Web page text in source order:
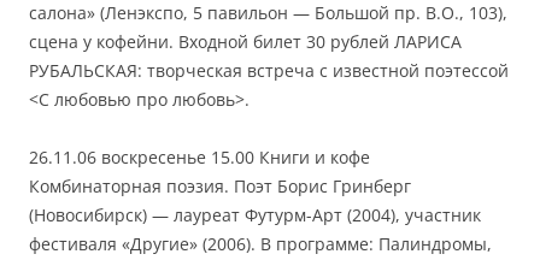
салона» (Ленэкспо, 5 павильон — Большой пр. В.О., 103),
сцена у кофейни. Входной билет 30 рублей ЛАРИСА
РУБАЛЬСКАЯ: творческая встреча с известной поэтессой
<С любовью про любовь>.
26.11.06 воскресенье 15.00 Книги и кофе
Комбинаторная поэзия. Поэт Борис Гринберг
(Новосибирск) — лауреат Футурм-Арт (2004), участник
фестиваля «Другие» (2006). В программе: Палиндромы,